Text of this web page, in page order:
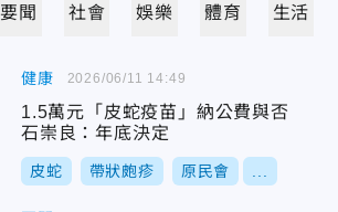
要聞 社會 娛樂 體育 生活
健康
1.5萬元「皮蛇疫苗」納公費與否
石崇良：年底決定
皮蛇 帶狀皰疹 原民會
2026/06/11 14:49